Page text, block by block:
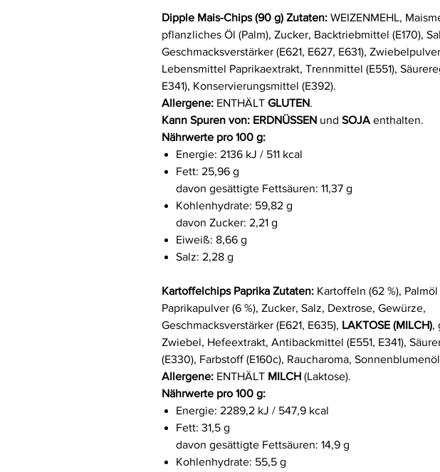
Dipple Mais-Chips (90 g) Zutaten: WEIZENMEHL,
pflanzliches Öl (Palm), Zucker, Backtriebmittel (E170),
Geschmacksverstärker (E621, E627, E631),
Lebensmittel Paprikaextrakt, Trennmittel (E551),
E341), Konservierungsmittel (E392).
Allergene: ENTHÄLT GLUTEN.
Kann Spuren von: ERDNÜSSEN und SOJA enthalten.
Nährwerte pro 100 g:
Energie: 2136 kJ / 511 kcal
Fett: 25,96 g
davon gesättigte Fettsäuren: 11,37 g
Kohlenhydrate: 59,82 g
davon Zucker: 2,21 g
Eiweiß: 8,66 g
Salz: 2,28 g
Kartoffelchips Paprika Zutaten: Kartoffeln (62 %), Palmöl
Paprikapulver (6 %), Zucker, Salz, Dextrose, Gewürze,
Geschmacksverstärker (E621, E635), LAKTOSE (MILCH),
Zwiebel, Hefeextrakt, Antibackmittel (E551, E341),
(E330), Farbstoff (E160c), Raucharoma,
Allergene: ENTHÄLT MILCH (Laktose).
Nährwerte pro 100 g:
Energie: 2289,2 kJ / 547,9 kcal
Fett: 31,5 g
davon gesättigte Fettsäuren: 14,9 g
Kohlenhydrate: 55,5 g